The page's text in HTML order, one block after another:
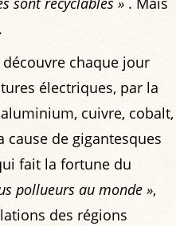
chaque jour
électriques, par la
cuivre, cobalt,
cause de gigantesques
fait la fortune du
pollueurs au monde »,
des régions